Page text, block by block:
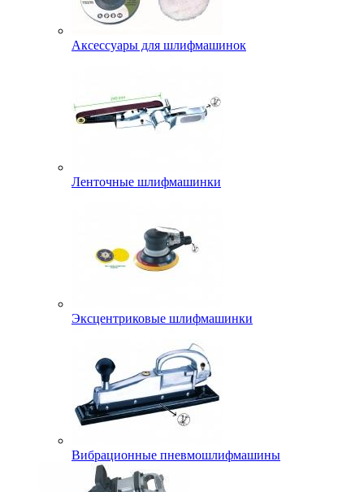
Аксессуары для шлифмашинок
Ленточные шлифмашинки
Эксцентриковые шлифмашинки
Вибрационные пневмошлифмашины